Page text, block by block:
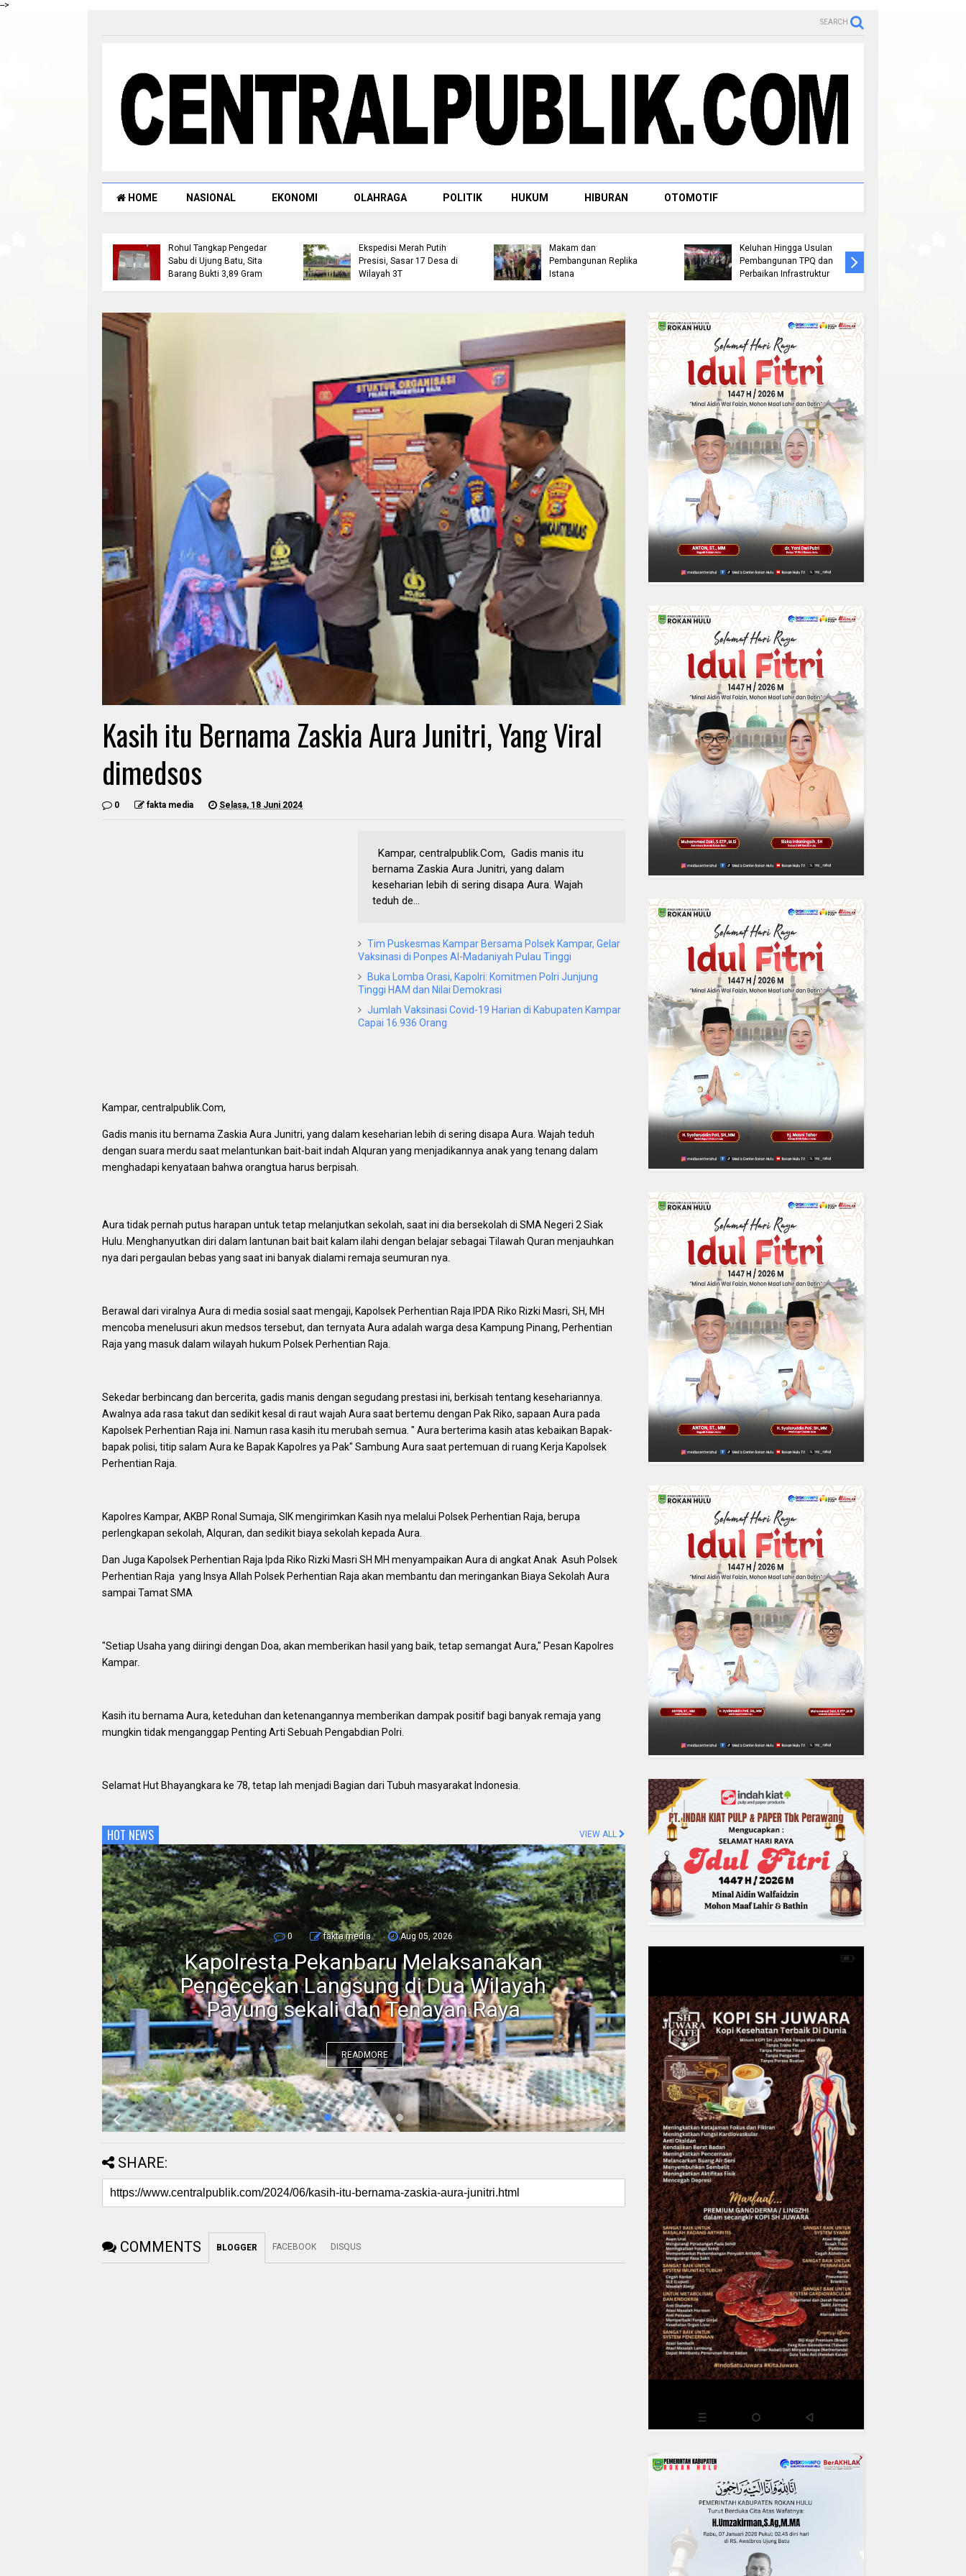
-->
SEARCH
HOME NASIONAL EKONOMI OLAHRAGA POLITIK HUKUM HIBURAN OTOMOTIF
Rohul Tangkap Pengedar
Sabu di Ujung Batu, Sita
Barang Bukti 3,89 Gram
Ekspedisi Merah Putih
Presisi, Sasar 17 Desa di
Wilayah 3T
Raja Rambah dr. H.
Makam dan
Pembangunan Replika
Istana
Keluhan Hingga Usulan
Pembangunan TPQ dan
Perbaikan Infrastruktur
Kasih itu Bernama Zaskia Aura Junitri, Yang Viral
dimedsos
0 fakta media Selasa, 18 Juni 2024
Kampar, centralpublik.Com, Gadis manis itu
bernama Zaskia Aura Junitri, yang dalam
keseharian lebih di sering disapa Aura. Wajah
teduh de...
Tim Puskesmas Kampar Bersama Polsek Kampar, Gelar
Vaksinasi di Ponpes Al-Madaniyah Pulau Tinggi
Buka Lomba Orasi, Kapolri: Komitmen Polri Junjung
Tinggi HAM dan Nilai Demokrasi
Jumlah Vaksinasi Covid-19 Harian di Kabupaten Kampar
Capai 16.936 Orang
Kampar, centralpublik.Com,
Gadis manis itu bernama Zaskia Aura Junitri, yang dalam keseharian lebih di sering disapa Aura. Wajah teduh
dengan suara merdu saat melantunkan bait-bait indah Alquran yang menjadikannya anak yang tenang dalam
menghadapi kenyataan bahwa orangtua harus berpisah.
Aura tidak pernah putus harapan untuk tetap melanjutkan sekolah, saat ini dia bersekolah di SMA Negeri 2 Siak
Hulu. Menghanyutkan diri dalam lantunan bait bait kalam ilahi dengan belajar sebagai Tilawah Quran menjauhkan
nya dari pergaulan bebas yang saat ini banyak dialami remaja seumuran nya.
Berawal dari viralnya Aura di media sosial saat mengaji, Kapolsek Perhentian Raja IPDA Riko Rizki Masri, SH, MH
mencoba menelusuri akun medsos tersebut, dan ternyata Aura adalah warga desa Kampung Pinang, Perhentian
Raja yang masuk dalam wilayah hukum Polsek Perhentian Raja.
Sekedar berbincang dan bercerita, gadis manis dengan segudang prestasi ini, berkisah tentang kesehariannya.
Awalnya ada rasa takut dan sedikit kesal di raut wajah Aura saat bertemu dengan Pak Riko, sapaan Aura pada
Kapolsek Perhentian Raja ini. Namun rasa kasih itu merubah semua. " Aura berterima kasih atas kebaikan Bapak-
bapak polisi, titip salam Aura ke Bapak Kapolres ya Pak" Sambung Aura saat pertemuan di ruang Kerja Kapolsek
Perhentian Raja.
Kapolres Kampar, AKBP Ronal Sumaja, SIK mengirimkan Kasih nya melalui Polsek Perhentian Raja, berupa
perlengkapan sekolah, Alquran, dan sedikit biaya sekolah kepada Aura.
Dan Juga Kapolsek Perhentian Raja Ipda Riko Rizki Masri SH MH menyampaikan Aura di angkat Anak Asuh Polsek
Perhentian Raja yang Insya Allah Polsek Perhentian Raja akan membantu dan meringankan Biaya Sekolah Aura
sampai Tamat SMA
"Setiap Usaha yang diiringi dengan Doa, akan memberikan hasil yang baik, tetap semangat Aura," Pesan Kapolres
Kampar.
Kasih itu bernama Aura, keteduhan dan ketenangannya memberikan dampak positif bagi banyak remaja yang
mungkin tidak menganggap Penting Arti Sebuah Pengabdian Polri.
Selamat Hut Bhayangkara ke 78, tetap lah menjadi Bagian dari Tubuh masyarakat Indonesia.
HOT NEWS VIEW ALL
0 fakta media Aug 05, 2026
Kapolresta Pekanbaru Melaksanakan
Pengecekan Langsung di Dua Wilayah
Payung sekali dan Tenayan Raya
READMORE
Bicara di Forum IMT-GT,
Menjadi Ancaman
SHARE:
COMMENTS BLOGGER FACEBOOK DISQUS